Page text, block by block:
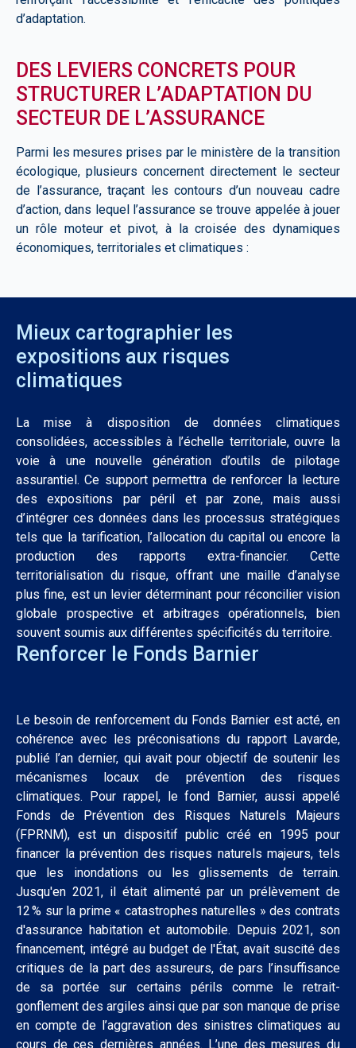
d’adaptation.
DES LEVIERS CONCRETS POUR
STRUCTURER L’ADAPTATION DU
SECTEUR DE L’ASSURANCE
Parmi les mesures prises par le ministère de la transition
écologique, plusieurs concernent directement le secteur
de l’assurance, traçant les contours d’un nouveau cadre
d’action, dans lequel l’assurance se trouve appelée à jouer
un rôle moteur et pivot, à la croisée des dynamiques
économiques, territoriales et climatiques :
Mieux cartographier les
expositions aux risques
climatiques
La mise à disposition de données climatiques
consolidées, accessibles à l’échelle territoriale, ouvre la
voie à une nouvelle génération d’outils de pilotage
assurantiel. Ce support permettra de renforcer la lecture
des expositions par péril et par zone, mais aussi
d’intégrer ces données dans les processus stratégiques
tels que la tarification, l’allocation du capital ou encore la
production des rapports extra-financier. Cette
territorialisation du risque, offrant une maille d’analyse
plus fine, est un levier déterminant pour réconcilier vision
globale prospective et arbitrages opérationnels, bien
souvent soumis aux différentes spécificités du territoire.
Renforcer le Fonds Barnier
Le besoin de renforcement du Fonds Barnier est acté, en
cohérence avec les préconisations du rapport Lavarde,
publié l’an dernier, qui avait pour objectif de soutenir les
mécanismes locaux de prévention des risques
climatiques. Pour rappel, le fond Barnier, aussi appelé
Fonds de Prévention des Risques Naturels Majeurs
(FPRNM), est un dispositif public créé en 1995 pour
financer la prévention des risques naturels majeurs, tels
que les inondations ou les glissements de terrain.
Jusqu'en 2021, il était alimenté par un prélèvement de
12 % sur la prime « catastrophes naturelles » des contrats
d'assurance habitation et automobile. Depuis 2021, son
financement, intégré au budget de l'État, avait suscité des
critiques de la part des assureurs, de pars l’insuffisance
de sa portée sur certains périls comme le retrait-
gonflement des argiles ainsi que par son manque de prise
en compte de l’aggravation des sinistres climatiques au
cours de ces dernières années. L’une des mesures du